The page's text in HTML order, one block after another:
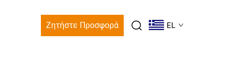
Ζητήστε Προσφορά EL